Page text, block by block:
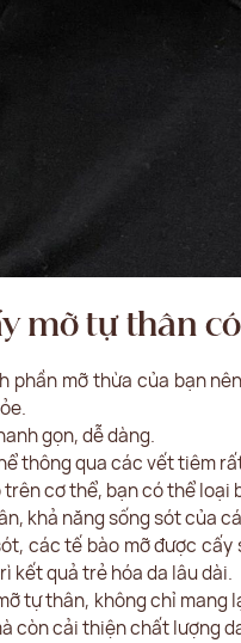
mỡ tự thân
phần mỡ thừa của bạn
gọn, dễ dàng.
thông qua các vết tiêm
cơ thể, bạn có thể loại
khả năng sống sót của
các tế bào mỡ được
kết quả trẻ hóa da lâu dài.
tự thân, không chỉ
còn cải thiện chất lượng